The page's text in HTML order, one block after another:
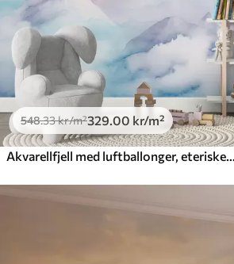
548.33kr/m²329.00 kr/m²
Akvarellfjell med luftballonger, eteriske, blå farger